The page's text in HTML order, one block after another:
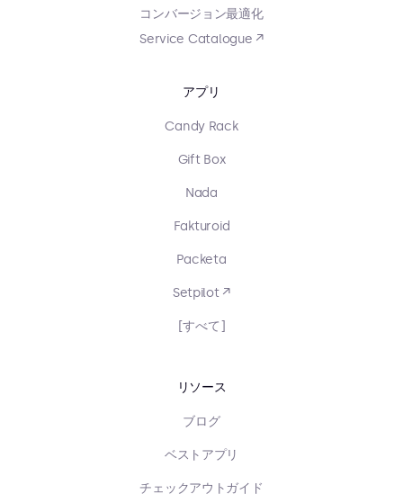
コンバージョン最適化
Service Catalogue ↗
アプリ
Candy Rack
Gift Box
Nada
Fakturoid
Packeta
Setpilot ↗
[すべて]
リソース
ブログ
ベストアプリ
チェックアウトガイド